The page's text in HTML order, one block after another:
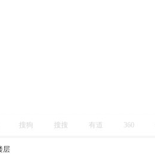
搜狗 搜搜 有道 360
层